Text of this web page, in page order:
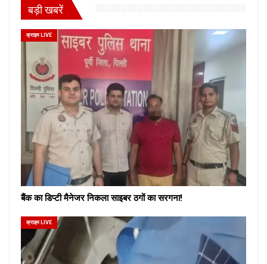
बड़ी खबरें
क्राइम LIVE
बैंक का डिप्टी मैनेजर निकला साइबर ठगों का सरगना!
क्राइम LIVE